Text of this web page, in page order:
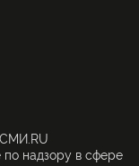
надзору в сфере